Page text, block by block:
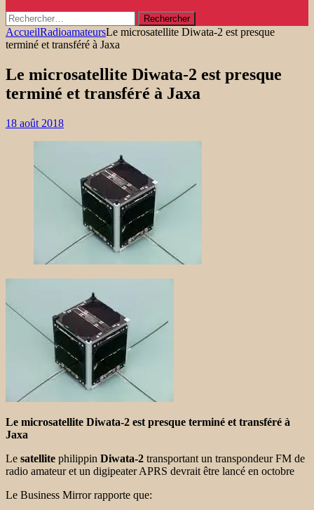
Rechercher :
AccueilRadioamateursLe microsatellite Diwata-2 est presque
terminé et transféré à Jaxa
Le microsatellite Diwata-2 est presque
terminé et transféré à Jaxa
18 août 2018
Le microsatellite Diwata-2 est presque terminé et transféré à
Jaxa
Le satellite philippin Diwata-2 transportant un transpondeur FM de
radio amateur et un digipeater APRS devrait être lancé en octobre
Le Business Mirror rapporte que: